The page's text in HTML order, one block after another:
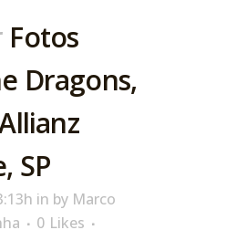
Fotos
Dragons,
SP
in by Marco
0 Likes